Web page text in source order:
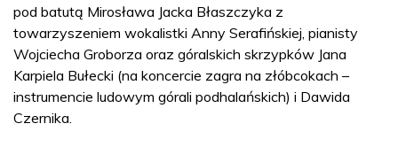
pod batutą Mirosława Jacka Błaszczyka z
towarzyszeniem wokalistki Anny Serafińskiej, pianisty
Wojciecha Groborza oraz góralskich skrzypków Jana
Karpiela Bułecki (na koncercie zagra na złóbcokach –
instrumencie ludowym górali podhalańskich) i Dawida
Czernika.